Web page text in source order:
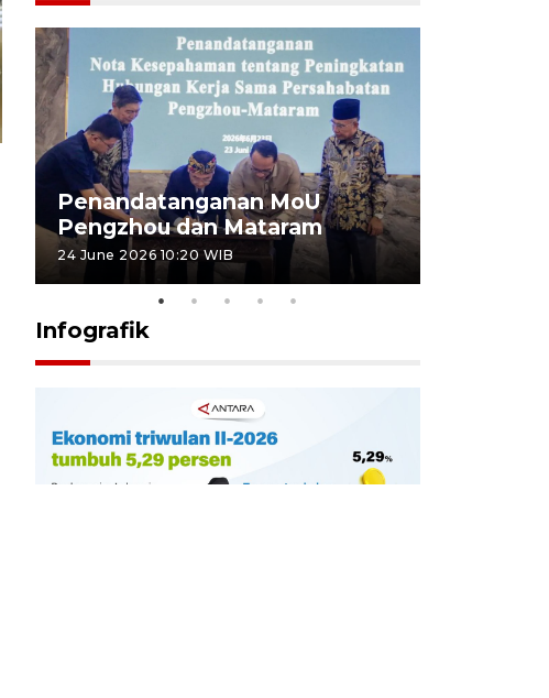
Penandatanganan MoU
Pengzhou dan Mataram
24 June 2026 10:20 WIB
Infografik